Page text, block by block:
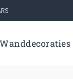
Wanddecoraties